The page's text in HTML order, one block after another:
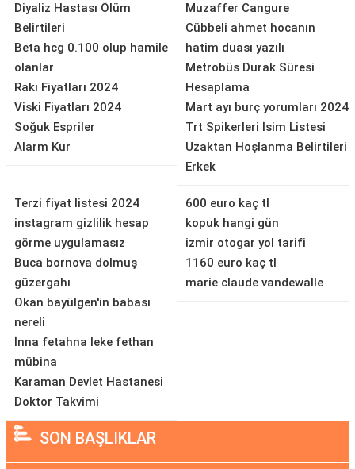
Diyaliz Hastası Ölüm
Belirtileri
Beta hcg 0.100 olup hamile
olanlar
Rakı Fiyatları 2024
Viski Fiyatları 2024
Soğuk Espriler
Alarm Kur
Muzaffer Cangure
Cübbeli ahmet hocanın
hatim duası yazılı
Metrobüs Durak Süresi
Hesaplama
Mart ayı burç yorumları 2024
Trt Spikerleri İsim Listesi
Uzaktan Hoşlanma Belirtileri
Erkek
Terzi fiyat listesi 2024
instagram gizlilik hesap
görme uygulamasız
Buca bornova dolmuş
güzergahı
Okan bayülgen'in babası
nereli
İnna fetahna leke fethan
mübina
Karaman Devlet Hastanesi
Doktor Takvimi
600 euro kaç tl
kopuk hangi gün
izmir otogar yol tarifi
1160 euro kaç tl
marie claude vandewalle
SON BAŞLIKLAR